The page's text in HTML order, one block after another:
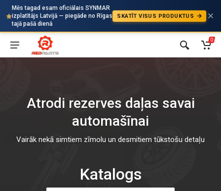
Mēs tagad esam oficiālais SYNMAR
izplatītājs Latvijā — piegāde no Rīgas
tajā pašā dienā
SKATĪT VISUS PRODUKTUS
Auto
0
Atrodi rezerves daļas savai
automašīnai
Vairāk nekā simtiem zīmolu un desmitiem tūkstošu detaļu
Katalogs